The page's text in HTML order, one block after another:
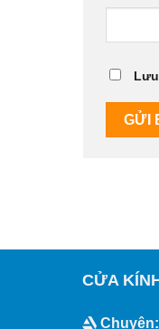
CỬA
Chuyên: